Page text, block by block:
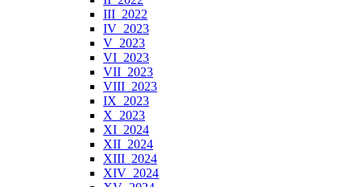
III_2022
IV_2023
V_2023
VI_2023
VII_2023
VIII_2023
IX_2023
X_2023
XI_2024
XII_2024
XIII_2024
XIV_2024